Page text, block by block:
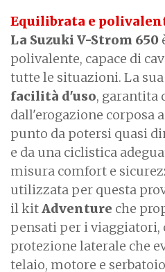
Equilibrata e
La Suzuki V-Strom 650
polivalente, capace di
tutte le situazioni. La
facilità d'uso, garantita
dall'erogazione corposa
punto da potersi quasi
e da una ciclistica
misura comfort e
utilizzata per questa
il kitAdventure che
pensati per i viaggiatori,
protezione laterale che
telaio, motore e